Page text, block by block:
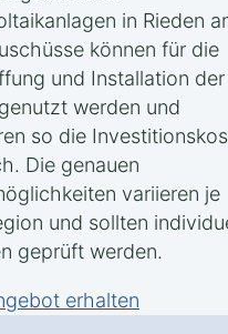
in Rieden
können für die
und Installation der
werden und
so die
Die genauen
variieren je
und sollten
geprüft werden.
erhalten